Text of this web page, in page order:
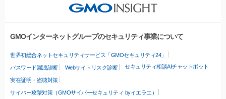
GMOインターネットグループのセキュリティ事業について
世界初総合ネットセキュリティサービス「GMOセキュリティ24」
パスワード漏洩診断 Webサイトリスク診断 セキュリティ相談AIチャットボット
実在証明・盗聴対策
サイバー攻撃対策（GMOサイバーセキュリティ byイエラエ）